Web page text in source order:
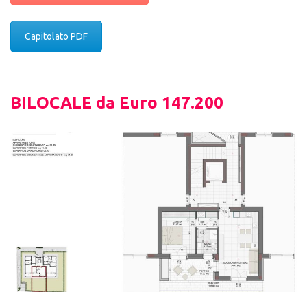
Capitolato PDF
BILOCALE da Euro 147.200